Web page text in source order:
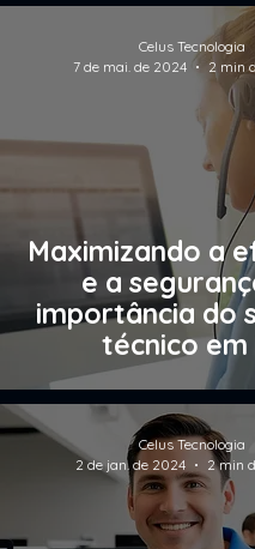
Maximizando a
e a
importância do
técnico em
Celus Tecnologia
7 de mai. de 2024
2 min
Celus Tecnologia
2 de jan. de 2024
2 min